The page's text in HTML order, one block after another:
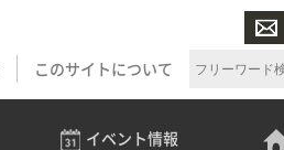
このサイトについて
イベント情報